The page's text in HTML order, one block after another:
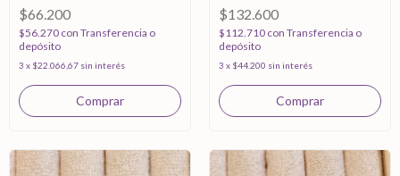
$66.200
$56.270 con Transferencia o
depósito
3 x $22.066,67 sin interés
$132.600
$112.710 con Transferencia o
depósito
3 x $44.200 sin interés